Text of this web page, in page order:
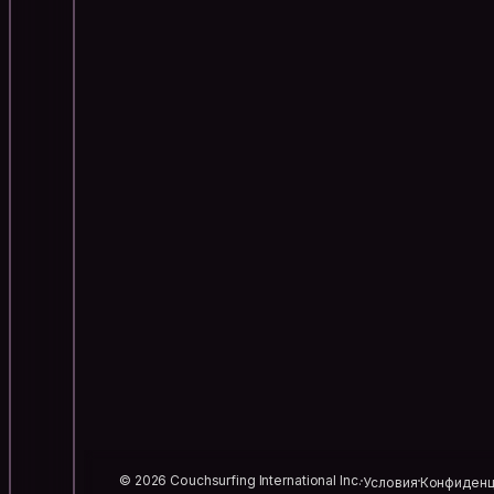
© 2026 Couchsurfing International Inc.Условия